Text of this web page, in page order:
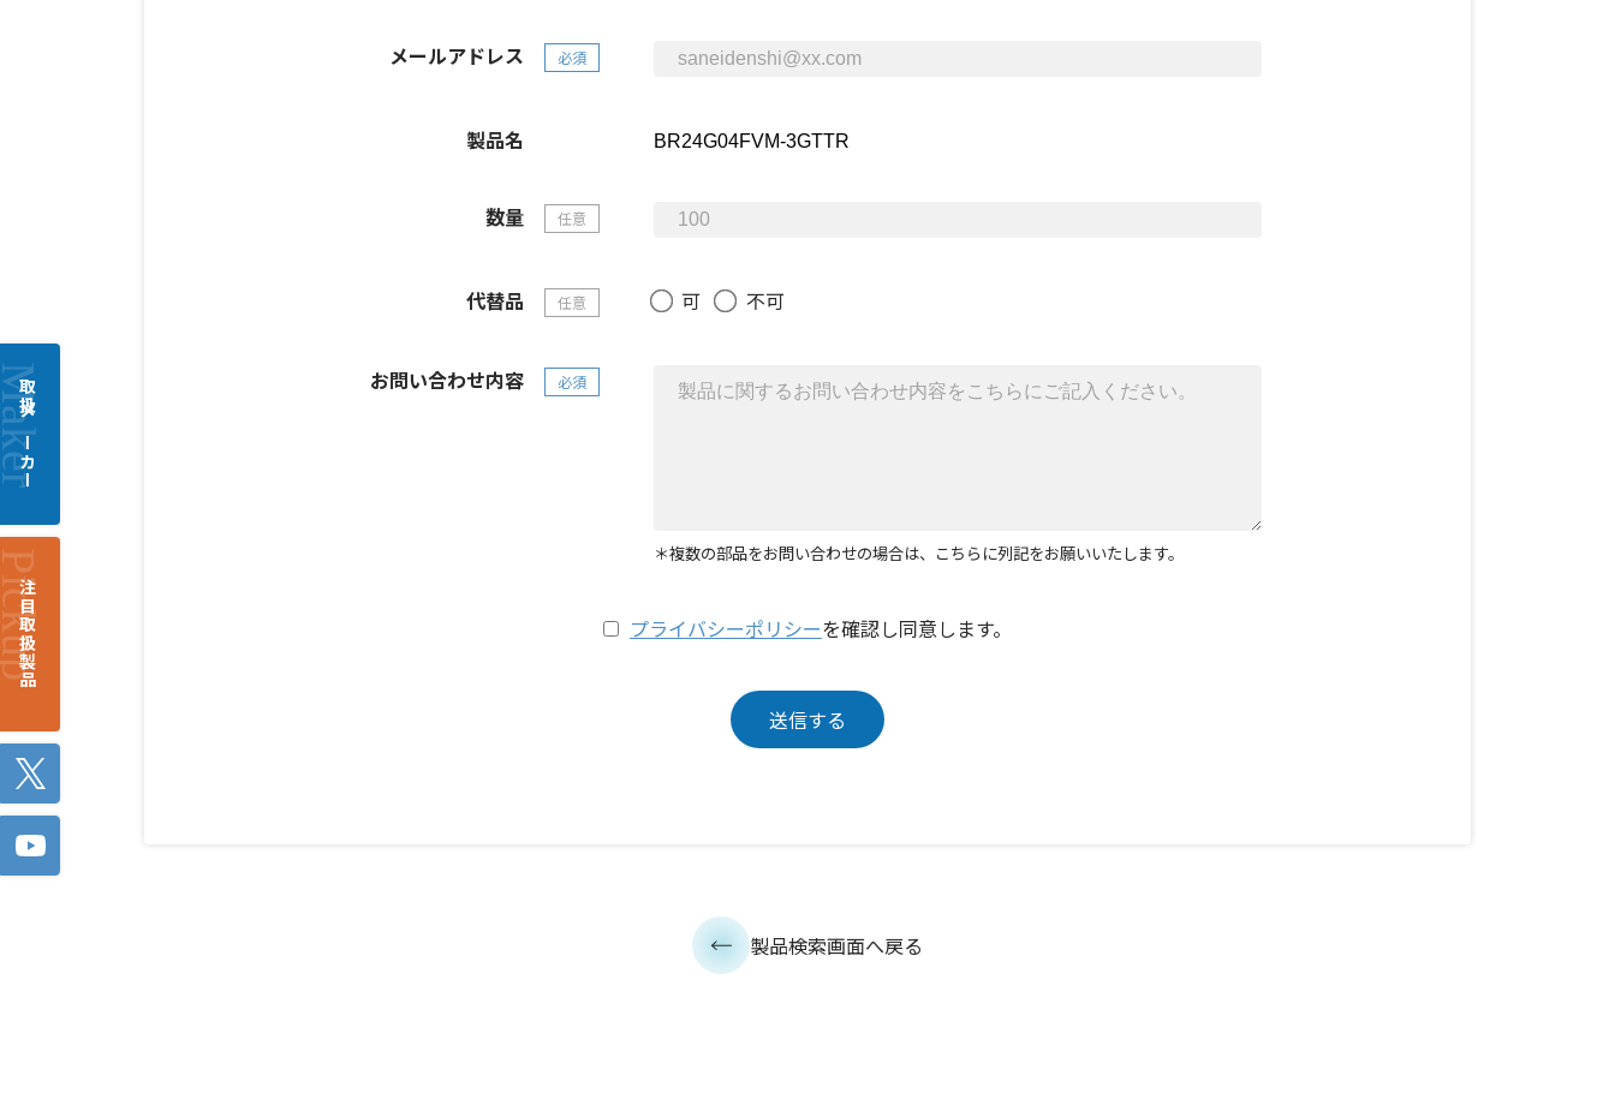
メールアドレス 必須
製品名
数量 任意
代替品 任意 可 不可
お問い合わせ内容 必須
＊複数の部品をお問い合わせの場合は、こちらに列記をお願いいたします。
プライバシーポリシーを確認し同意します。
製品検索画面へ戻る
取扱メーカー
注目取扱製品